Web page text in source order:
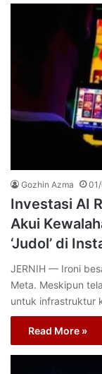
Gozhin Azma
Investasi AI
Akui
‘Judol’ di
JERNIH — Ironi
Meta. Meskipun
untuk infrastruktur
Read More »